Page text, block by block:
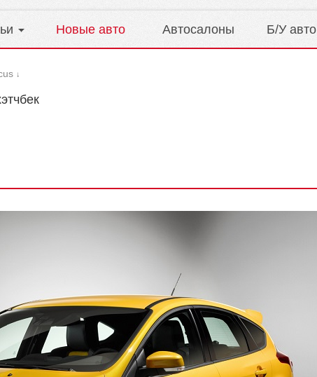
Новые авто Автосалоны Б/У авто
↓